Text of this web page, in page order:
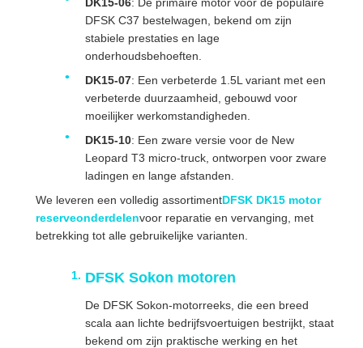
DFSK C37 bestelwagen, bekend om zijn
stabiele prestaties en lage
onderhoudsbehoeften.
DK15-07: Een verbeterde 1.5L variant met een
verbeterde duurzaamheid, gebouwd voor
moeilijker werkomstandigheden.
DK15-10: Een zware versie voor de New
Leopard T3 micro-truck, ontworpen voor zware
ladingen en lange afstanden.
We leveren een volledig assortimentDFSK DK15 motor
reserveonderdelenvoor reparatie en vervanging, met
betrekking tot alle gebruikelijke varianten.
DFSK Sokon motoren
De DFSK Sokon-motorreeks, die een breed
scala aan lichte bedrijfsvoertuigen bestrijkt, staat
bekend om zijn praktische werking en het